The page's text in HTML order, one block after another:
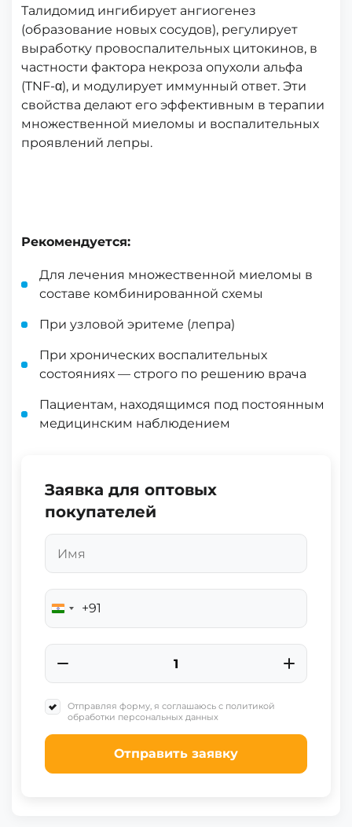
Талидомид ингибирует ангиогенез
(образование новых сосудов), регулирует
выработку провоспалительных цитокинов, в
частности фактора некроза опухоли альфа
(TNF-α), и модулирует иммунный ответ. Эти
свойства делают его эффективным в терапии
множественной миеломы и воспалительных
проявлений лепры.
Рекомендуется:
Для лечения множественной миеломы в
составе комбинированной схемы
При узловой эритеме (лепра)
При хронических воспалительных
состояниях — строго по решению врача
Пациентам, находящимся под постоянным
медицинским наблюдением
Заявка для оптовых
покупателей
India
+91
+91
Отправляя форму, я соглашаюсь с политикой
обработки персональных данных
Отправить заявку